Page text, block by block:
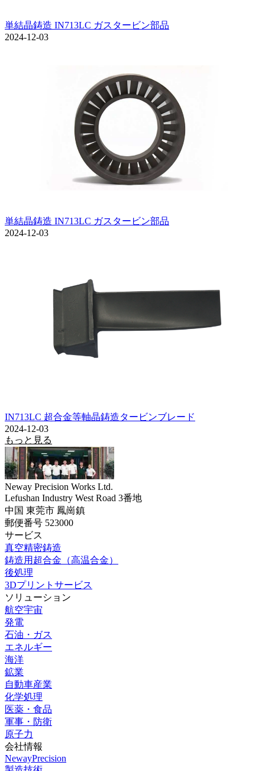
単結晶鋳造 IN713LC ガスタービン部品
2024-12-03
単結晶鋳造 IN713LC ガスタービン部品
2024-12-03
IN713LC 超合金等軸晶鋳造タービンブレード
2024-12-03
もっと見る
Neway Precision Works Ltd.
Lefushan Industry West Road 3番地
中国 東莞市 鳳崗鎮
郵便番号 523000
サービス
真空精密鋳造
鋳造用超合金（高温合金）
後処理
3Dプリントサービス
ソリューション
航空宇宙
発電
石油・ガス
エネルギー
海洋
鉱業
自動車産業
化学処理
医薬・食品
軍事・防衛
原子力
会社情報
NewayPrecision